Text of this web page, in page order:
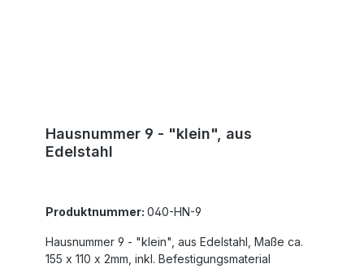
Hausnummer 9 - "klein", aus
Edelstahl
Produktnummer: 040-HN-9
Hausnummer 9 - "klein", aus Edelstahl, Maße ca.
155 x 110 x 2mm, inkl. Befestigungsmaterial